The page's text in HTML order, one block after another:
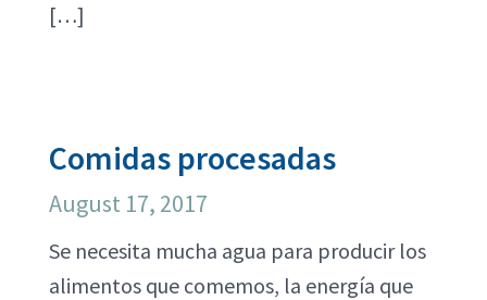
[…]
Comidas procesadas
August 17, 2017
Se necesita mucha agua para producir los
alimentos que comemos, la energía que